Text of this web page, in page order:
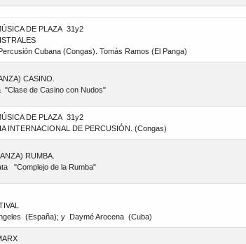
DE PLAZA 31y2
Cubana (Congas). Tomás Ramos (El Panga)
CASINO.
"Clase de Casino con Nudos"
DE PLAZA 31y2
INTERNACIONAL DE PERCUSIÓN. (Congas)
RUMBA.
"Complejo de la Rumba"
(España); y Daymé Arocena (Cuba)